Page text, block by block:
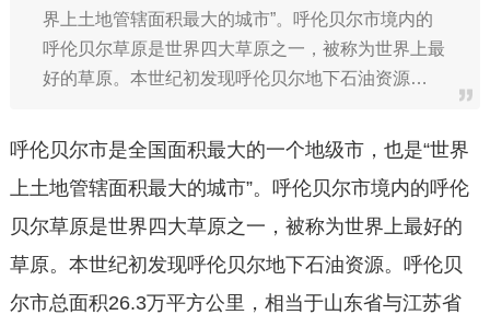
界上土地管辖面积最大的城市”。呼伦贝尔市境内的
呼伦贝尔草原是世界四大草原之一，被称为世界上最
好的草原。本世纪初发现呼伦贝尔地下石油资源…
呼伦贝尔市是全国面积最大的一个地级市，也是“世界
上土地管辖面积最大的城市”。呼伦贝尔市境内的呼伦
贝尔草原是世界四大草原之一，被称为世界上最好的
草原。本世纪初发现呼伦贝尔地下石油资源。呼伦贝
尔市总面积26.3万平方公里，相当于山东省与江苏省